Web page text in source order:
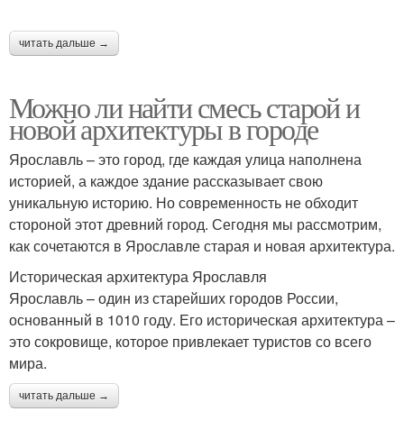
читать дальше →
Можно ли найти смесь старой и
новой архитектуры в городе
Ярославль – это город, где каждая улица наполнена
историей, а каждое здание рассказывает свою
уникальную историю. Но современность не обходит
стороной этот древний город. Сегодня мы рассмотрим,
как сочетаются в Ярославле старая и новая архитектура.
Историческая архитектура Ярославля
Ярославль – один из старейших городов России,
основанный в 1010 году. Его историческая архитектура –
это сокровище, которое привлекает туристов со всего
мира.
читать дальше →